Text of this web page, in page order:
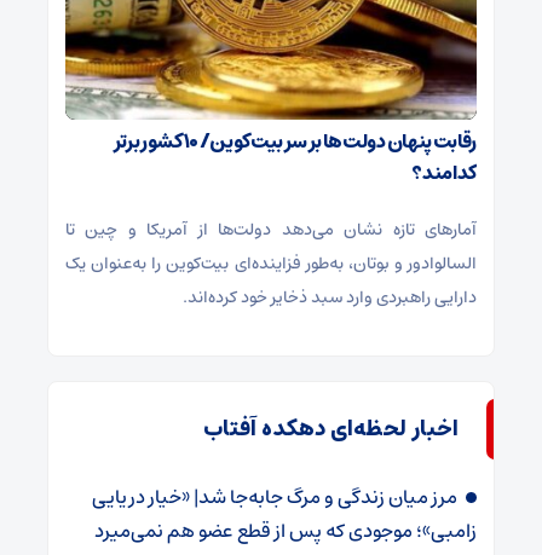
رقابت پنهان دولت‌ها بر سر بیت‌کوین/ ۱۰ کشور برتر
کدامند؟
آمارهای تازه نشان می‌دهد دولت‌ها از آمریکا و چین تا
السالوادور و بوتان، به‌طور فزاینده‌ای بیت‌کوین را به‌عنوان یک
دارایی راهبردی وارد سبد ذخایر خود کرده‌اند.
اخبار لحظه‌ای دهکده آفتاب
مرز میان زندگی و مرگ جابه‌جا شد| «خیار دریایی
زامبی»؛ موجودی که پس از قطع عضو هم نمی‌میرد